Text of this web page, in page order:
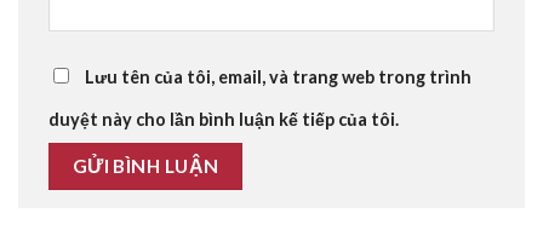
Lưu tên của tôi, email, và trang web trong trình
duyệt này cho lần bình luận kế tiếp của tôi.